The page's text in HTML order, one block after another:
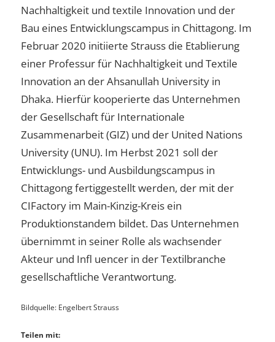
Nachhaltigkeit und textile Innovation und der
Bau eines Entwicklungscampus in Chittagong. Im
Februar 2020 initiierte Strauss die Etablierung
einer Professur für Nachhaltigkeit und Textile
Innovation an der Ahsanullah University in
Dhaka. Hierfür kooperierte das Unternehmen
der Gesellschaft für Internationale
Zusammenarbeit (GIZ) und der United Nations
University (UNU). Im Herbst 2021 soll der
Entwicklungs- und Ausbildungscampus in
Chittagong fertiggestellt werden, der mit der
CIFactory im Main-Kinzig-Kreis ein
Produktionstandem bildet. Das Unternehmen
übernimmt in seiner Rolle als wachsender
Akteur und Infl uencer in der Textilbranche
gesellschaftliche Verantwortung.
Bildquelle: Engelbert Strauss
Teilen mit: